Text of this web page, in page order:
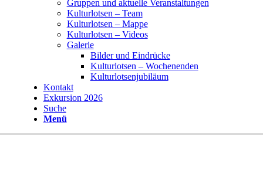
Gruppen und aktuelle Veranstaltungen
Kulturlotsen – Team
Kulturlotsen – Mappe
Kulturlotsen – Videos
Galerie
Bilder und Eindrücke
Kulturlotsen – Wochenenden
Kulturlotsenjubiläum
Kontakt
Exkursion 2026
Suche
Menü